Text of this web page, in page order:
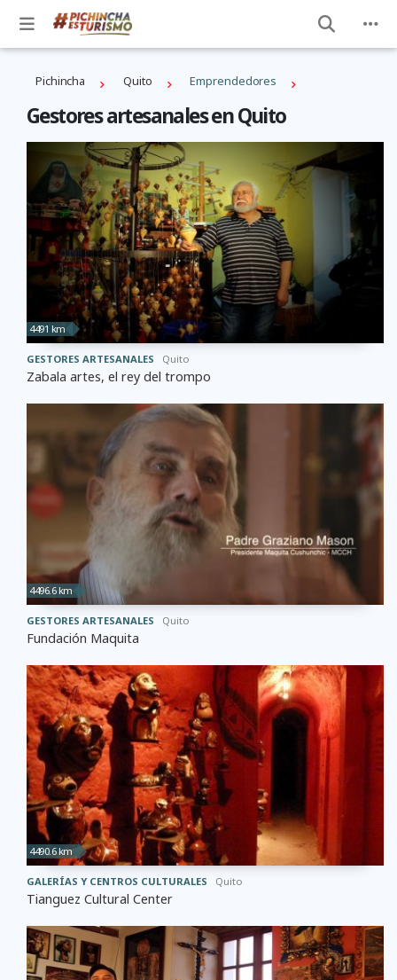
Pichincha Quito Emprendedores
Gestores artesanales en Quito
4491 km
GESTORES ARTESANALES Quito
Zabala artes, el rey del trompo
4496.6 km
GESTORES ARTESANALES Quito
Fundación Maquita
4490.6 km
GALERÍAS Y CENTROS CULTURALES Quito
Tianguez Cultural Center